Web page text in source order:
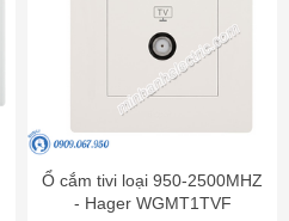
Ổ cắm tivi loại 950-2500MHZ
- Hager WGMT1TVF